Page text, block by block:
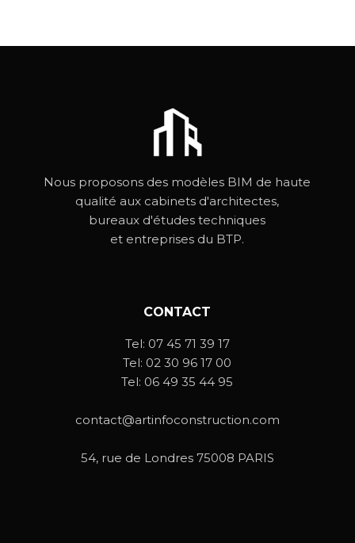
Nous proposons des modèles BIM de haute
qualité aux cabinets d'architectes,
bureaux d'études techniques
et entreprises du BTP.
CONTACT
Tel: 07 45 71 39 17
Tel: 02 30 96 17 00
Tel: 06 49 35 44 95
contact@artinfoconstruction.com
54, rue de Londres 75008 PARIS